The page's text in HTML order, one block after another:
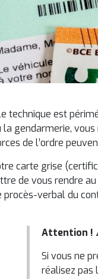
technique est
gendarmerie, vous
de l’ordre
carte grise
de vous rendre
procès-verbal du
Attention !
Si vous ne
réalisez pas